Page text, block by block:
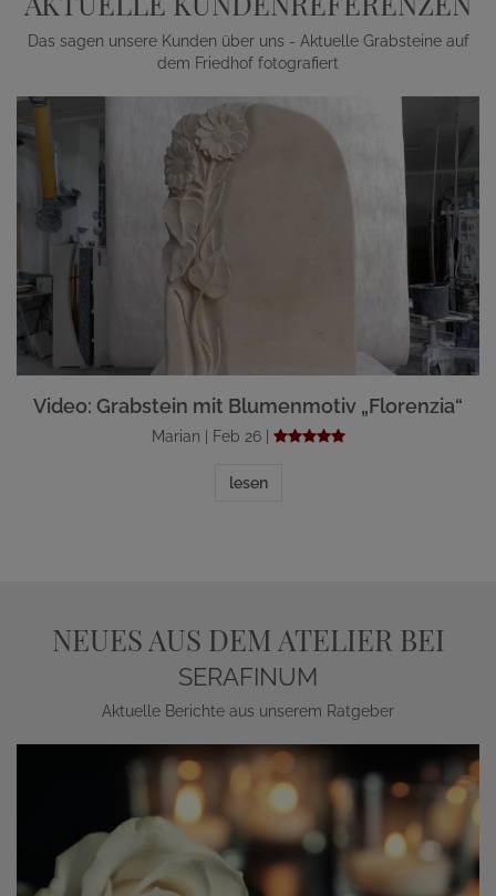
Das sagen unsere Kunden über uns - Aktuelle Grabsteine auf
dem Friedhof fotografiert
Video: Grabstein mit Blumenmotiv „Florenzia“
Marian | Feb 26 |
lesen
NEUES AUS DEM ATELIER BEI
SERAFINUM
Aktuelle Berichte aus unserem Ratgeber